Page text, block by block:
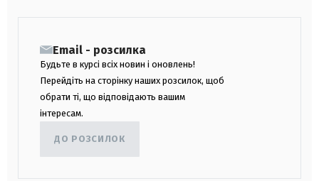
Email - розсилка
Будьте в курсі всіх новин і оновлень!
Перейдіть на сторінку наших розсилок, щоб
обрати ті, що відповідають вашим
інтересам.
ДО РОЗСИЛОК